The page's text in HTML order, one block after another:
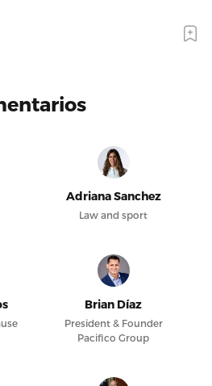
Adriana Sanchez
Law and sport
Brian Díaz
President & Founder
Pacifico Group